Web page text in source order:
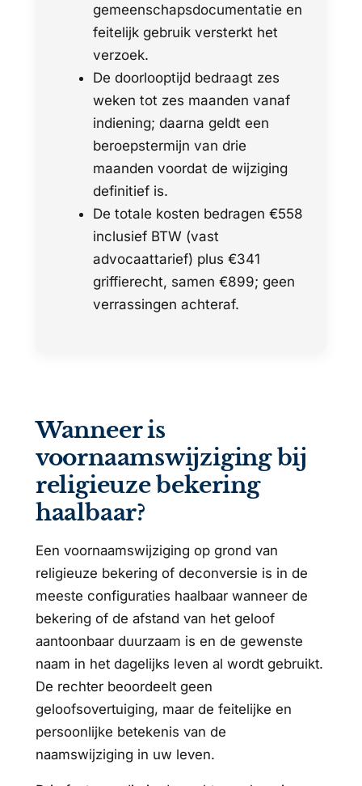
gemeenschapsdocumentatie en
feitelijk gebruik versterkt het
verzoek.
De doorlooptijd bedraagt zes
weken tot zes maanden vanaf
indiening; daarna geldt een
beroepstermijn van drie
maanden voordat de wijziging
definitief is.
De totale kosten bedragen €558
inclusief BTW (vast
advocaattarief) plus €341
griffierecht, samen €899; geen
verrassingen achteraf.
Wanneer is
voornaamswijziging bij
religieuze bekering
haalbaar?
Een voornaamswijziging op grond van
religieuze bekering of deconversie is in de
meeste configuraties haalbaar wanneer de
bekering of de afstand van het geloof
aantoonbaar duurzaam is en de gewenste
naam in het dagelijks leven al wordt gebruikt.
De rechter beoordeelt geen
geloofsovertuiging, maar de feitelijke en
persoonlijke betekenis van de
naamswijziging in uw leven.